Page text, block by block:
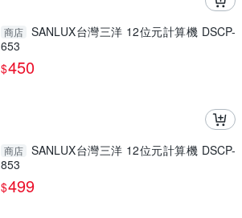
商店 SANLUX台灣三洋 12位元計算機 DSCP-
653
$450
商店 SANLUX台灣三洋 12位元計算機 DSCP-
853
$499